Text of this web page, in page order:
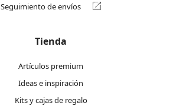
Seguimiento de envíos
Tienda
Artículos premium
Ideas e inspiración
Kits y cajas de regalo